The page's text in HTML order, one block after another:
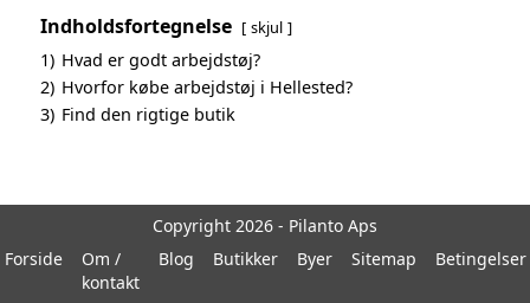
Indholdsfortegnelse skjul
1) Hvad er godt arbejdstøj?
2) Hvorfor købe arbejdstøj i Hellested?
3) Find den rigtige butik
Copyright 2026 - Pilanto Aps
Forside
Om /
kontakt
Blog Butikker Byer Sitemap Betingelser